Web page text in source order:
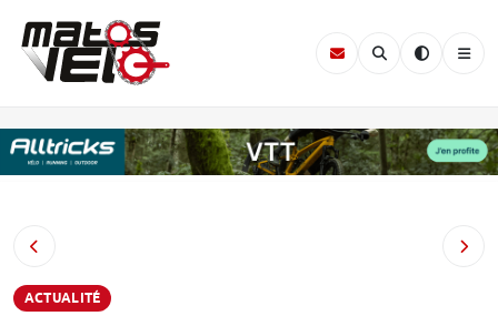
ACTUALITÉ